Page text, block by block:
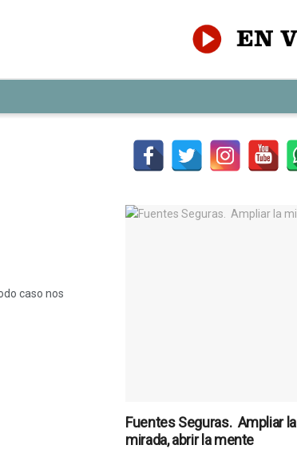
caso nos
Fuentes Seguras. Ampliar la
mirada, abrir la mente